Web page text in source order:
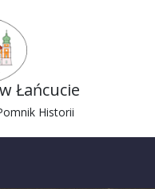
Łańcucie
Historii